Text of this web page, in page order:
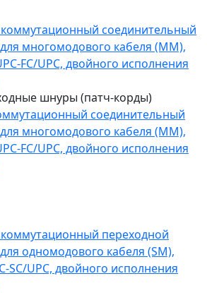
шнуры (патч-корды)
соединительный
многомодового кабеля (MM),
FC/UPC, двойного исполнения